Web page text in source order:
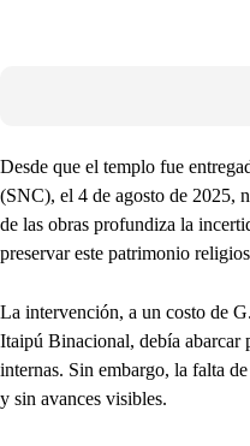
Desde que el templo fue
(SNC), el 4 de agosto de 2025,
de las obras profundiza la
preservar este patrimonio
La intervención, a un costo de
Itaipú Binacional, debía abarcar
internas. Sin embargo, la falta
y sin avances visibles.